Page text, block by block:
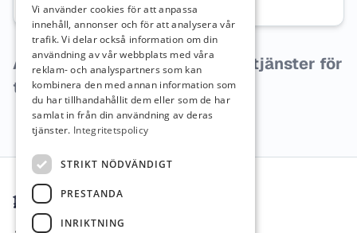
Arbetsgivaren har inga lediga tjänster för
tillfället.
Sidfot
Vi använder cookies för att anpassa
innehåll, annonser och för att analysera vår
trafik. Vi delar också information om din
användning av vår webbplats med våra
reklam- och analyspartners som kan
kombinera den med annan information som
du har tillhandahållit dem eller som de har
samlat in från din användning av deras
tjänster. Integritetspolicy
STRIKT NÖDVÄNDIGT
PRESTANDA
INRIKTNING